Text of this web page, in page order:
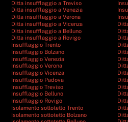
Ditta insufflaggio a Treviso
Ditta insufflaggio a Venezia
Ditta insufflaggio a Verona
Ditta insufflaggio a Vicenza
Ditta insufflaggio a Belluno
Ditta insufflaggio a Rovigo
Insufflaggio Trento
Insufflaggio Bolzano
Insufflaggio Venezia
Insufflaggio Verona
Insufflaggio Vicenza
Insufflaggio Padova
Insufflaggio Treviso
Insufflaggio Belluno
Insufflaggio Rovigo
Isolamento sottotetto Trento
Isolamento sottotetto Bolzano